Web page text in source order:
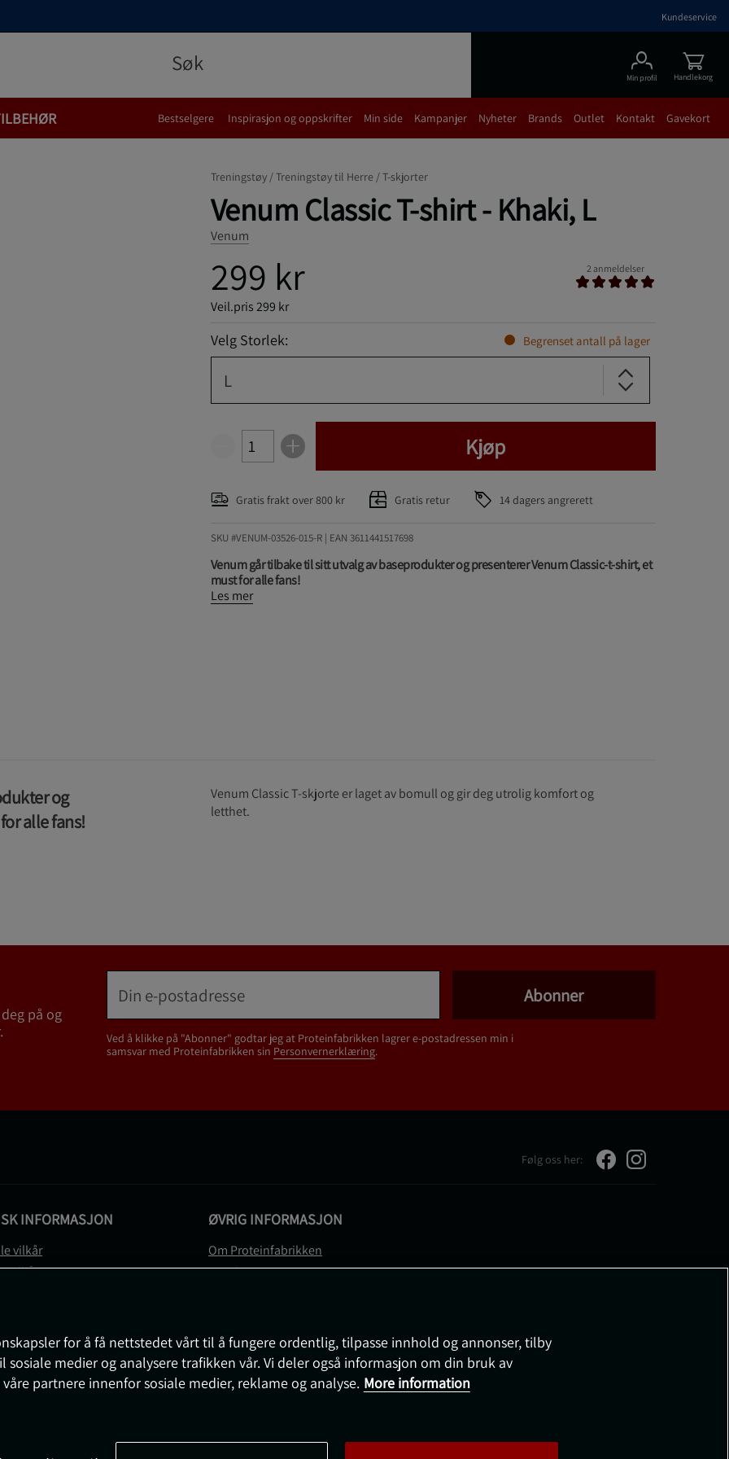
Kundeservice
Min profil Handlekorg
Bestselgere Inspirasjon og oppskrifter Min side Kampanjer Nyheter Brands Outlet Kontakt Gavekort
Treningstøy /Treningstøy til Herre /T-skjorter
Venum Classic T-shirt - Khaki, L
Venum
299 kr
Veil.pris299 kr
2 anmeldelser
Velg Storlek: Begrenset antall på lager
L
Kjøp
Gratis frakt over 800 kr Gratis retur 14 dagers angrerett
SKU #VENUM-03526-015-R | EAN 3611441517698
Venum går tilbake til sitt utvalg av baseprodukter og presenterer Venum Classic-t-shirt, et
must for alle fans!
Les mer
og
alle fans!
Venum Classic T-skjorte er laget av bomull og gir deg utrolig komfort og
letthet.
på og
Ved å klikke på "Abonner" godtar jeg at Proteinfabrikken lagrer e-postadressen min i
samsvar med Proteinfabrikken sin Personvernerklæring.
Abonner
Følg oss her:
INFORMASJON
vilkår
om angrerett og reklamasjon
ØVRIG INFORMASJON
Om Proteinfabrikken
Gavekort
for å få nettstedet vårt til å fungere ordentlig, tilpasse innhold og annonser, tilby
medier og analysere trafikken vår. Vi deler også informasjon om din bruk av
partnere innenfor sosiale medier, reklame og analyse. More information